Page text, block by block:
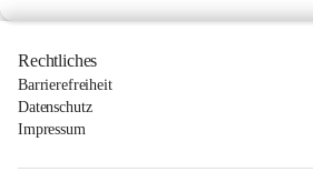
Rechtliches
Barrierefreiheit
Datenschutz
Impressum